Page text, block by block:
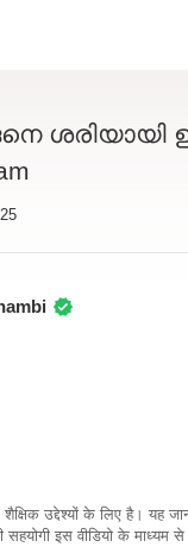
उद्देश्यों के लिए है। यह
इस वीडियो के माध्यम से